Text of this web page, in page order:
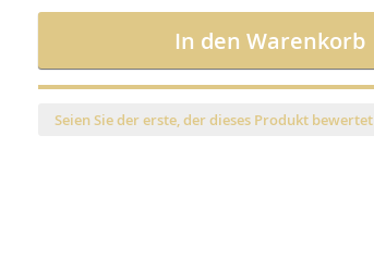
In den Warenkorb
Seien Sie der erste, der dieses Produkt bewertet